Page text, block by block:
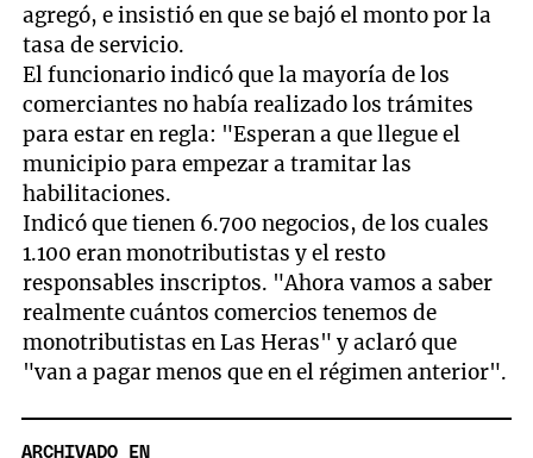
agregó, e insistió en que se bajó el monto por la
tasa de servicio.
El funcionario indicó que la mayoría de los
comerciantes no había realizado los trámites
para estar en regla: "Esperan a que llegue el
municipio para empezar a tramitar las
habilitaciones.
Indicó que tienen 6.700 negocios, de los cuales
1.100 eran monotributistas y el resto
responsables inscriptos. "Ahora vamos a saber
realmente cuántos comercios tenemos de
monotributistas en Las Heras" y aclaró que
"van a pagar menos que en el régimen anterior".
ARCHIVADO EN